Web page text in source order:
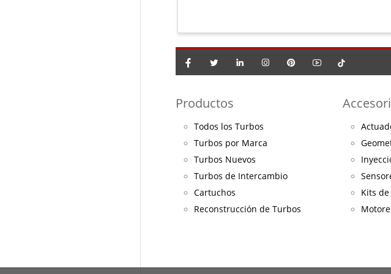
Productos
Todos los Turbos
Turbos por Marca
Turbos Nuevos
Turbos de Intercambio
Cartuchos
Reconstrucción de Turbos
Kits de